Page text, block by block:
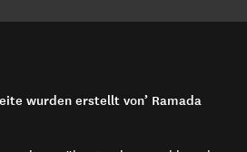
wurden erstellt von’ Ramada